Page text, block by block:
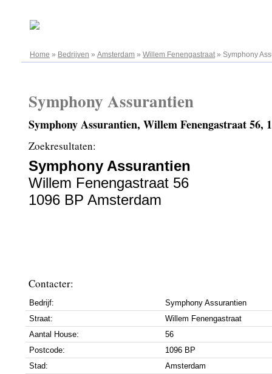
Home » Bedrijven » Amsterdam » Willem Fenengastraat» Symphony
Symphony Assurantien
Symphony Assurantien, Willem Fenengastraat 56,
Zoekresultaten:
Symphony Assurantien
Willem Fenengastraat 56
1096 BP Amsterdam
Contacter:
Bedrijf:
Symphony Assurantien
Straat:
Willem Fenengastraat
Aantal House:
56
Postcode:
1096 BP
Stad:
Amsterdam